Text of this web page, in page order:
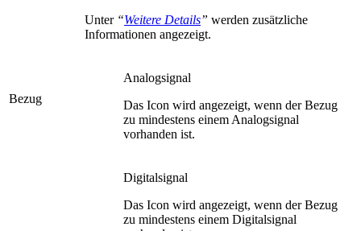
Bezug
Unter“Weitere Details” werden zusätzliche
Informationen angezeigt.
Analogsignal
Das Icon wird angezeigt, wenn der Bezug
zu mindestens einem Analogsignal
vorhanden ist.
Digitalsignal
Das Icon wird angezeigt, wenn der Bezug
zu mindestens einem Digitalsignal